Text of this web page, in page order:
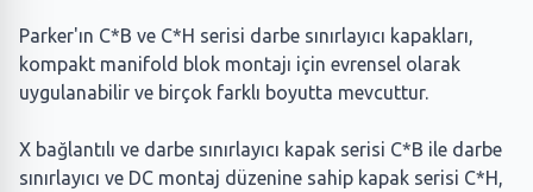
Parker'ın C*B ve C*H serisi darbe sınırlayıcı kapakları,
kompakt manifold blok montajı için evrensel olarak
uygulanabilir ve birçok farklı boyutta mevcuttur.
X bağlantılı ve darbe sınırlayıcı kapak serisi C*B ile darbe
sınırlayıcı ve DC montaj düzenine sahip kapak serisi C*H,